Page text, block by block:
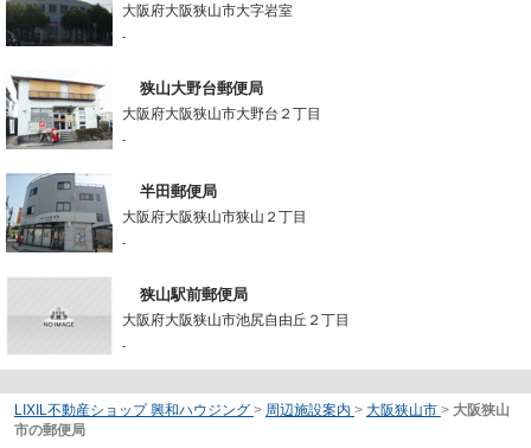
大阪府大阪狭山市大字岩室
-
狭山大野台郵便局
大阪府大阪狭山市大野台２丁目
-
半田郵便局
大阪府大阪狭山市狭山２丁目
-
狭山駅前郵便局
大阪府大阪狭山市池尻自由丘２丁目
-
LIXIL不動産ショップ 興和ハウジング > 周辺施設案内 > 大阪狭山市 > 大阪狭山
市の郵便局